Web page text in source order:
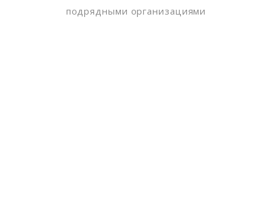
подрядными организациями